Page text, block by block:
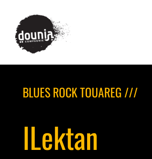
BLUES ROCK TOUAREG ///
ILektan